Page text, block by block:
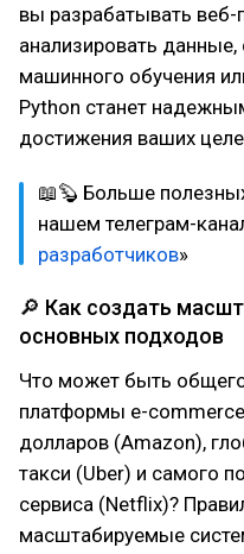
вы разрабатывать веб-
анализировать
машинного обучения
Python станет
достижения ваших
📖🦫 Больше
нашем телеграм-
разработчиков»
🔎 Как создать
основных подходов
Что может быть
платформы e-
долларов (Amazon),
такси (Uber) и самого
сервиса (Netflix)?
масштабируемые